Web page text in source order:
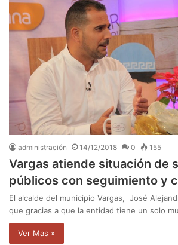
administración 14/12/2018 0 155
Vargas atiende situación de
públicos con seguimiento y
El alcalde del municipio Vargas, José
que gracias a que la entidad tiene un solo
Ver Mas »